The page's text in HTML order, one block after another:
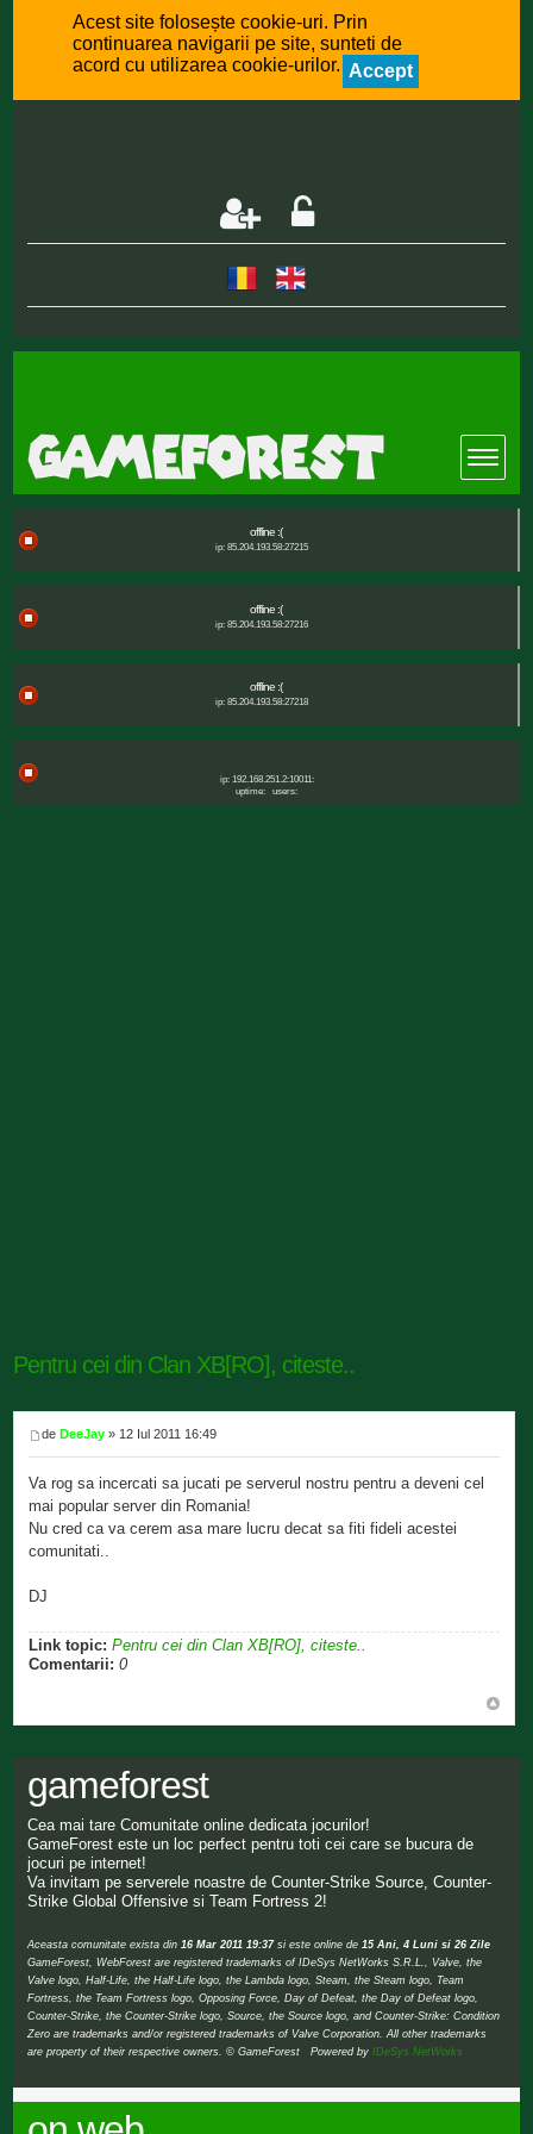
Acest site folosește cookie-uri. Prin
continuarea navigarii pe site, sunteti de
acord cu utilizarea cookie-urilor. Accept
offline :(
ip: 85.204.193.58:27215
offline :(
ip: 85.204.193.58:27216
offline :(
ip: 85.204.193.58:27218
ip: 192.168.251.2:10011:
uptime:
users:
Pentru cei din Clan XB[RO], citeste..
deDeeJay » 12 Iul 2011 16:49
Va rog sa incercati sa jucati pe serverul nostru pentru a deveni cel
mai popular server din Romania!
Nu cred ca va cerem asa mare lucru decat sa fiti fideli acestei
comunitati..
DJ
Link topic: Pentru cei din Clan XB[RO], citeste..
Comentarii: 0
gameforest
Cea mai tare Comunitate online dedicata jocurilor!
GameForest este un loc perfect pentru toti cei care se bucura de
jocuri pe internet!
Va invitam pe serverele noastre de Counter-Strike Source, Counter-
Strike Global Offensive si Team Fortress 2!
Aceasta comunitate exista din16 Mar 2011 19:37si este online de15 Ani, 4 Luni si 26 Zile
GameForest, WebForest are registered trademarks of IDeSys NetWorks S.R.L., Valve, the
Valve logo, Half-Life, the Half-Life logo, the Lambda logo, Steam, the Steam logo, Team
Fortress, the Team Fortress logo, Opposing Force, Day of Defeat, the Day of Defeat logo,
Counter-Strike, the Counter-Strike logo, Source, the Source logo, and Counter-Strike: Condition
Zero are trademarks and/or registered trademarks of Valve Corporation. All other trademarks
are property of their respective owners. © GameForest Powered byIDeSys NetWorks